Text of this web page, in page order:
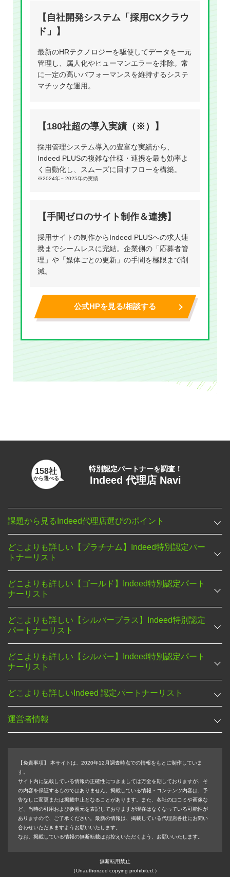
【自社開発システム「採用CXクラウ
ド」】
最新のHRテクノロジーを駆使してデータを一元
管理し、属人化やヒューマンエラーを排除。常
に一定の高いパフォーマンスを維持するシステ
マチックな運用。
【180社超の導入実績（※）】
採用管理システム導入の豊富な実績から、
Indeed PLUSの複雑な仕様・連携を最も効率よ
く自動化し、スムーズに回すフローを構築。
※2024年～2025年の実績
【手間ゼロのサイト制作＆連携】
採用サイトの制作からIndeed PLUSへの求人連
携までシームレスに完結。企業側の「応募者管
理」や「媒体ごとの更新」の手間を極限まで削
減。
公式HPを見る/相談する
158社
から選べる
特別認定パートナーを調査！
Indeed 代理店 Navi
課題から見るIndeed代理店選びのポイント
どこよりも詳しい【プラチナム】Indeed特別認定パー
トナーリスト
どこよりも詳しい【ゴールド】Indeed特別認定パート
ナーリスト
どこよりも詳しい【シルバープラス】Indeed特別認定
パートナーリスト
どこよりも詳しい【シルバー】Indeed特別認定パート
ナーリスト
どこよりも詳しいIndeed 認定パートナーリスト
運営者情報
【免責事項】
本サイトは、2020年12月調査時点での情報をもとに制作していま
す。
サイト内に記載している情報の正確性につきましては万全を期しておりますが、そ
の内容を保証するものではありません。掲載している情報・コンテンツ内容は、予
告なしに変更または掲載中止となることがあります。また、各社の口コミや画像な
ど、当時の引用および参照元を表記しておりますが現在はなくなっている可能性が
ありますので、ご了承ください。最新の情報は、掲載している代理店各社にお問い
合わせいただきますようお願いいたします。
なお、掲載している情報の無断転載はお控えいただくよう、お願いいたします。
無断転用禁止
（Unauthorized copying prohibited.）